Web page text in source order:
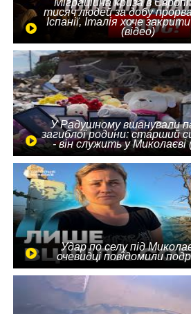
Міграційна криза в
тисяч людей за добу
Іспанії, Італія хоче
(відео)
У Радушному вшанували
загиблої родини: старший
- він служить у Миколаєві
Удар по селу під
очевидці повідомили